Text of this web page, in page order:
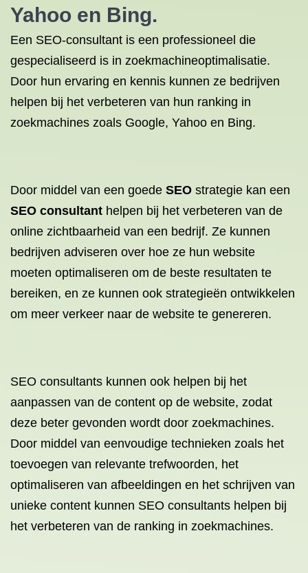
Yahoo en Bing.
Een SEO-consultant is een professioneel die
gespecialiseerd is in zoekmachineoptimalisatie.
Door hun ervaring en kennis kunnen ze bedrijven
helpen bij het verbeteren van hun ranking in
zoekmachines zoals Google, Yahoo en Bing.
Door middel van een goede SEO strategie kan een
SEO consultant helpen bij het verbeteren van de
online zichtbaarheid van een bedrijf. Ze kunnen
bedrijven adviseren over hoe ze hun website
moeten optimaliseren om de beste resultaten te
bereiken, en ze kunnen ook strategieën ontwikkelen
om meer verkeer naar de website te genereren.
SEO consultants kunnen ook helpen bij het
aanpassen van de content op de website, zodat
deze beter gevonden wordt door zoekmachines.
Door middel van eenvoudige technieken zoals het
toevoegen van relevante trefwoorden, het
optimaliseren van afbeeldingen en het schrijven van
unieke content kunnen SEO consultants helpen bij
het verbeteren van de ranking in zoekmachines.